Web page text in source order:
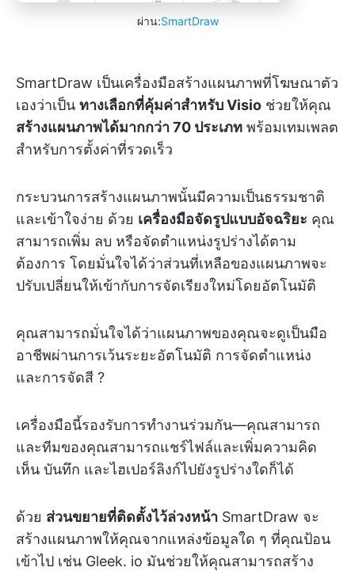
ผ่าน:SmartDraw
SmartDraw เป็นเครื่องมือสร้างแผนภาพที่โฆษณาตัว
เองว่าเป็น ทางเลือกที่คุ้มค่าสำหรับ Visio ช่วยให้คุณ
สร้างแผนภาพได้มากกว่า 70 ประเภท พร้อมเทมเพลต
สำหรับการตั้งค่าที่รวดเร็ว
กระบวนการสร้างแผนภาพนั้นมีความเป็นธรรมชาติ
และเข้าใจง่าย ด้วย เครื่องมือจัดรูปแบบอัจฉริยะ คุณ
สามารถเพิ่ม ลบ หรือจัดตำแหน่งรูปร่างได้ตาม
ต้องการ โดยมั่นใจได้ว่าส่วนที่เหลือของแผนภาพจะ
ปรับเปลี่ยนให้เข้ากับการจัดเรียงใหม่โดยอัตโนมัติ
คุณสามารถมั่นใจได้ว่าแผนภาพของคุณจะดูเป็นมือ
อาชีพผ่านการเว้นระยะอัตโนมัติ การจัดตำแหน่ง
และการจัดสี ?
เครื่องมือนี้รองรับการทำงานร่วมกัน—คุณสามารถ
และทีมของคุณสามารถแชร์ไฟล์และเพิ่มความคิด
เห็น บันทึก และไฮเปอร์ลิงก์ไปยังรูปร่างใดก็ได้
ด้วย ส่วนขยายที่ติดตั้งไว้ล่วงหน้า SmartDraw จะ
สร้างแผนภาพให้คุณจากแหล่งข้อมูลใด ๆ ที่คุณป้อน
เข้าไป เช่น Gleek. io มันช่วยให้คุณสามารถสร้าง